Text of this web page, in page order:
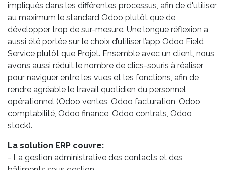
impliqués dans les différentes processus, afin de d'utiliser
au maximum le standard Odoo plutôt que de
développer trop de sur-mesure. Une longue réflexion a
aussi été portée sur le choix d’utiliser l’app Odoo Field
Service plutôt que Projet. Ensemble avec un client, nous
avons aussi réduit le nombre de clics-souris à réaliser
pour naviguer entre les vues et les fonctions, afin de
rendre agréable le travail quotidien du personnel
opérationnel (Odoo ventes, Odoo facturation, Odoo
comptabilité, Odoo finance, Odoo contrats, Odoo
stock).
La solution ERP couvre:
- La gestion administrative des contacts et des